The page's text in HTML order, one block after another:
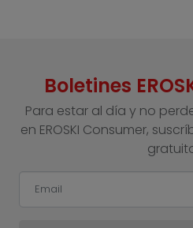
Boletines
Para estar al día y no
en EROSKI Consumer,